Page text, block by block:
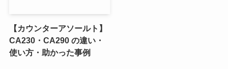
【カウンターアソールト】
CA230・CA290 の違い・
使い方・助かった事例